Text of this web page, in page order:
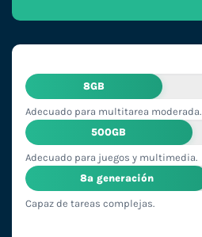
8GB
Adecuado para multitarea moderada.
500GB
Adecuado para juegos y multimedia.
8ª generación
Capaz de tareas complejas.